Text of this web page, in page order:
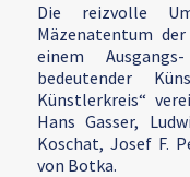
Die reizvolle
Mäzenatentum
einem
bedeutender
Künstlerkreis“
Hans Gasser,
Koschat, Josef F.
von Botka.